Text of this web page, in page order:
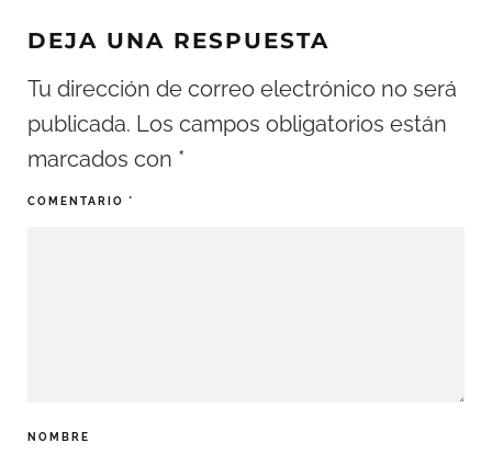
DEJA UNA RESPUESTA
Tu dirección de correo electrónico no será
publicada. Los campos obligatorios están
marcados con *
COMENTARIO *
NOMBRE